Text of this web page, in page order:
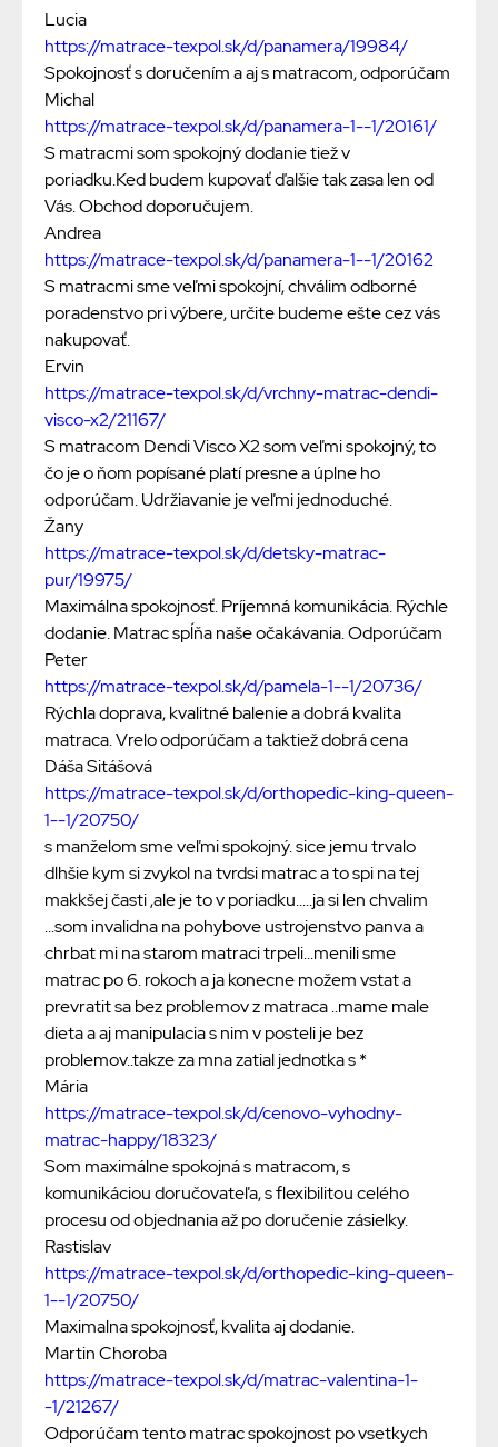
Lucia
https://matrace-texpol.sk/d/panamera/19984/
Spokojnosť s doručením a aj s matracom, odporúčam
Michal
https://matrace-texpol.sk/d/panamera-1--1/20161/
S matracmi som spokojný dodanie tiež v
poriadku.Ked budem kupovať ďalšie tak zasa len od
Vás. Obchod doporučujem.
Andrea
https://matrace-texpol.sk/d/panamera-1--1/20162
S matracmi sme veľmi spokojní, chválim odborné
poradenstvo pri výbere, určite budeme ešte cez vás
nakupovať.
Ervin
https://matrace-texpol.sk/d/vrchny-matrac-dendi-
visco-x2/21167/
S matracom Dendi Visco X2 som veľmi spokojný, to
čo je o ňom popísané platí presne a úplne ho
odporúčam. Udržiavanie je veľmi jednoduché.
Žany
https://matrace-texpol.sk/d/detsky-matrac-
pur/19975/
Maximálna spokojnosť. Príjemná komunikácia. Rýchle
dodanie. Matrac spĺňa naše očakávania. Odporúčam
Peter
https://matrace-texpol.sk/d/pamela-1--1/20736/
Rýchla doprava, kvalitné balenie a dobrá kvalita
matraca. Vrelo odporúčam a taktiež dobrá cena
Dáša Sitášová
https://matrace-texpol.sk/d/orthopedic-king-queen-
1--1/20750/
s manželom sme veľmi spokojný. sice jemu trvalo
dlhšie kym si zvykol na tvrdsi matrac a to spi na tej
makkšej časti ,ale je to v poriadku.....ja si len chvalim
...som invalidna na pohybove ustrojenstvo panva a
chrbat mi na starom matraci trpeli...menili sme
matrac po 6. rokoch a ja konecne možem vstat a
prevratit sa bez problemov z matraca ..mame male
dieta a aj manipulacia s nim v posteli je bez
problemov..takze za mna zatial jednotka s *
Mária
https://matrace-texpol.sk/d/cenovo-vyhodny-
matrac-happy/18323/
Som maximálne spokojná s matracom, s
komunikáciou doručovateľa, s flexibilitou celého
procesu od objednania až po doručenie zásielky.
Rastislav
https://matrace-texpol.sk/d/orthopedic-king-queen-
1--1/20750/
Maximalna spokojnosť, kvalita aj dodanie.
Martin Choroba
https://matrace-texpol.sk/d/matrac-valentina-1-
-1/21267/
Odporúčam tento matrac spokojnost po vsetkych